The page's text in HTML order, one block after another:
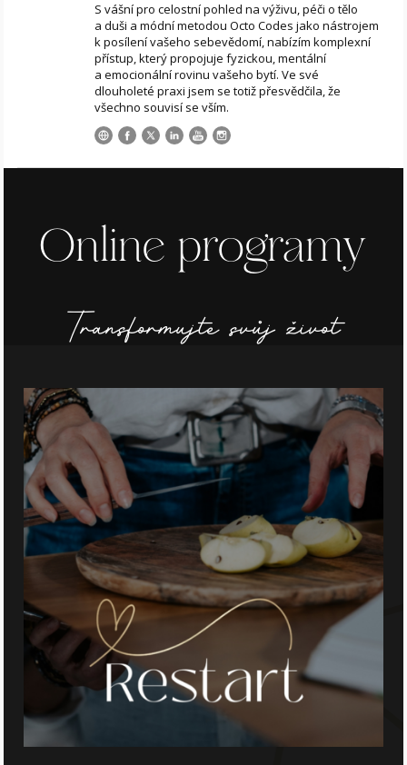
S vášní pro celostní pohled na výživu, péči o tělo
a duši a módní metodou Octo Codes jako nástrojem
k posílení vašeho sebevědomí, nabízím komplexní
přístup, který propojuje fyzickou, mentální
a emocionální rovinu vašeho bytí. Ve své
dlouholeté praxi jsem se totiž přesvědčila, že
všechno souvisí se vším.
Online programy
Transformujte svůj život